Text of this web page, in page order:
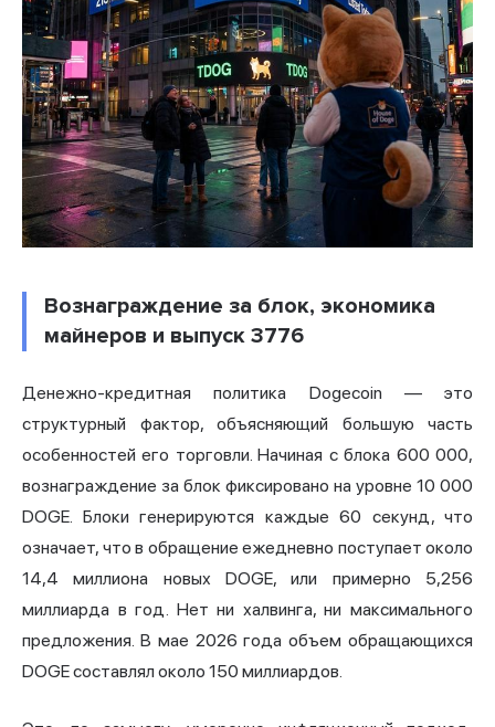
Вознаграждение за блок, экономика
майнеров и выпуск 3776
Денежно-кредитная политика Dogecoin — это
структурный фактор, объясняющий большую часть
особенностей его торговли. Начиная с блока 600 000,
вознаграждение за блок фиксировано на уровне 10 000
DOGE. Блоки генерируются каждые 60 секунд, что
означает, что в обращение ежедневно поступает около
14,4 миллиона новых DOGE, или примерно 5,256
миллиарда в год. Нет ни халвинга, ни максимального
предложения. В мае 2026 года объем обращающихся
DOGE составлял около 150 миллиардов.